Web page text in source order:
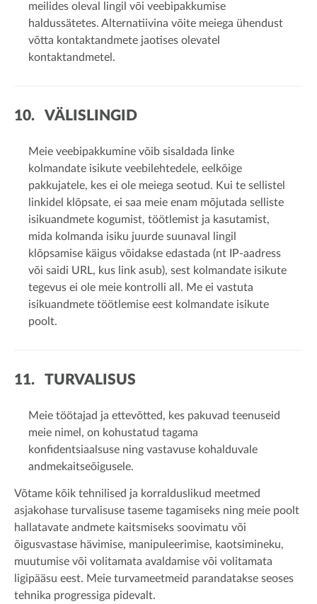
meilides oleval lingil või veebipakkumise
haldussätetes. Alternatiivina võite meiega ühendust
võtta kontaktandmete jaotises olevatel
kontaktandmetel.
10. VÄLISLINGID
Meie veebipakkumine võib sisaldada linke
kolmandate isikute veebilehtedele, eelkõige
pakkujatele, kes ei ole meiega seotud. Kui te sellistel
linkidel klõpsate, ei saa meie enam mõjutada selliste
isikuandmete kogumist, töötlemist ja kasutamist,
mida kolmanda isiku juurde suunaval lingil
klõpsamise käigus võidakse edastada (nt IP-aadress
või saidi URL, kus link asub), sest kolmandate isikute
tegevus ei ole meie kontrolli all. Me ei vastuta
isikuandmete töötlemise eest kolmandate isikute
poolt.
11. TURVALISUS
Meie töötajad ja ettevõtted, kes pakuvad teenuseid
meie nimel, on kohustatud tagama
konfidentsiaalsuse ning vastavuse kohalduvale
andmekaitseõigusele.
Võtame kõik tehnilised ja korralduslikud meetmed
asjakohase turvalisuse taseme tagamiseks ning meie poolt
hallatavate andmete kaitsmiseks soovimatu või
õigusvastase hävimise, manipuleerimise, kaotsimineku,
muutumise või volitamata avaldamise või volitamata
ligipääsu eest. Meie turvameetmeid parandatakse seoses
tehnika progressiga pidevalt.